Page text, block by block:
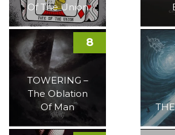
Of The Union
TOWERING –
The Oblation
Of Man
8